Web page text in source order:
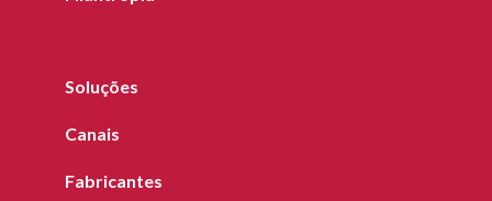
Soluções
Canais
Fabricantes